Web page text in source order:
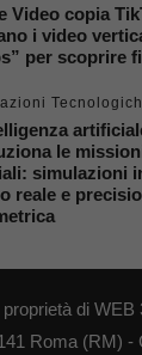
Video copia
i video
per scoprire
le
simulazioni
reale e
di WEB
Roma (RM) -